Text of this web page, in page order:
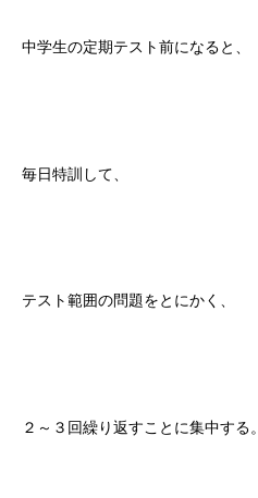
中学生の定期テスト前になると、
毎日特訓して、
テスト範囲の問題をとにかく、
２～３回繰り返すことに集中する。